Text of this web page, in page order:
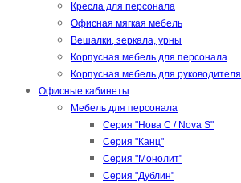
Кресла для персонала
Офисная мягкая мебель
Вешалки, зеркала, урны
Корпусная мебель для персонала
Корпусная мебель для руководителя
Офисные кабинеты
Мебель для персонала
Серия "Нова С / Nova S"
Серия "Канц"
Серия "Монолит"
Серия "Дублин"